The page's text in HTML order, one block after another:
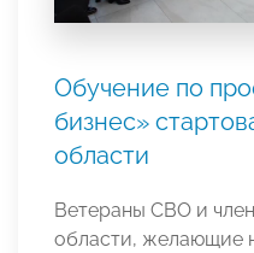
Обучение по
бизнес»
области
Ветераны СВО и
области, желающие